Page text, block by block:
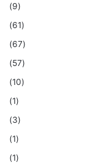
(9)
(61)
(67)
(57)
(10)
(1)
(3)
(1)
(1)